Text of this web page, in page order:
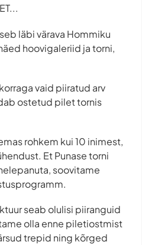
läbi värava Hommiku
hoovigaleriid ja torni,
vaid piiratud arv
ostetud pilet tornis
rohkem kui 10 inimest,
Et Punase torni
soovitame
seab olulisi piiranguid
olla enne piletiostmist
trepid ning kõrged